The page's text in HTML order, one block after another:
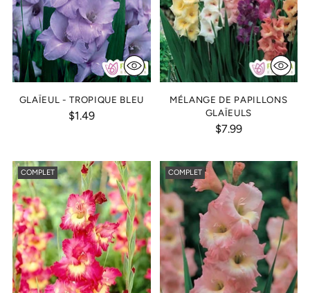
GLAÏEUL - TROPIQUE BLEU
$1.49
MÉLANGE DE PAPILLONS
GLAÏEULS
$7.99
COMPLET COMPLET